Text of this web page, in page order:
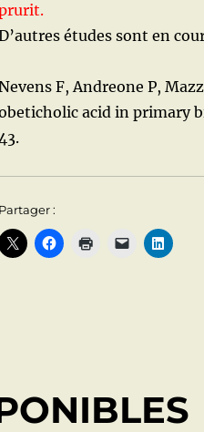
études sont en
F, Andreone P,
acid in primary
Partager :